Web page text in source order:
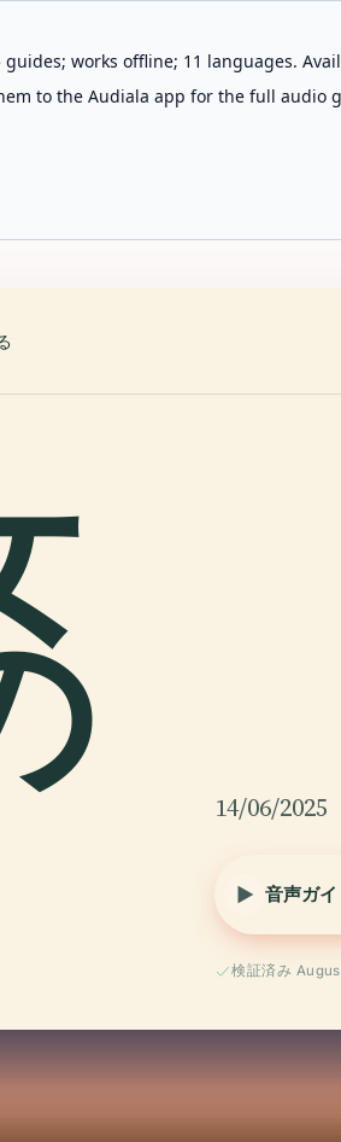
works offline; 11 languages.
to the Audiala app for the full audio
14/06/2025
音声ガイ
検証済み